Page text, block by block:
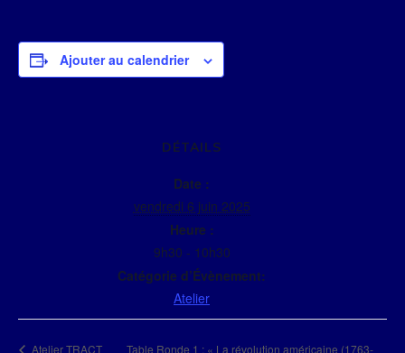
Ajouter au calendrier
DÉTAILS
Date :
vendredi 6 juin 2025
Heure :
9h30 - 10h30
Catégorie d’Évènement:
Atelier
Atelier TRACT Table Ronde 1 : « La révolution américaine (1763-